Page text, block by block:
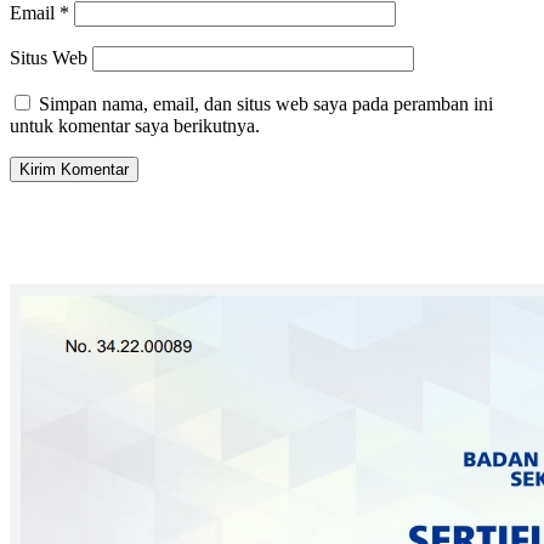
Email *
Situs Web
Simpan nama, email, dan situs web saya pada peramban ini
untuk komentar saya berikutnya.